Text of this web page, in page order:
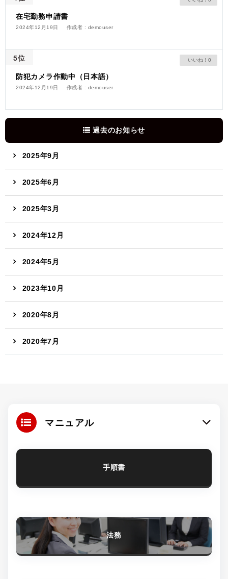
在宅勤務申請書
2024年12月19日 作成者 : demouser
0
5位
防犯カメラ作動中（日本語）
2024年12月19日 作成者 : demouser
過去のお知らせ
2025年9月
2025年6月
2025年3月
2024年12月
2024年5月
2023年10月
2020年8月
2020年7月
マニュアル
手順書
法務